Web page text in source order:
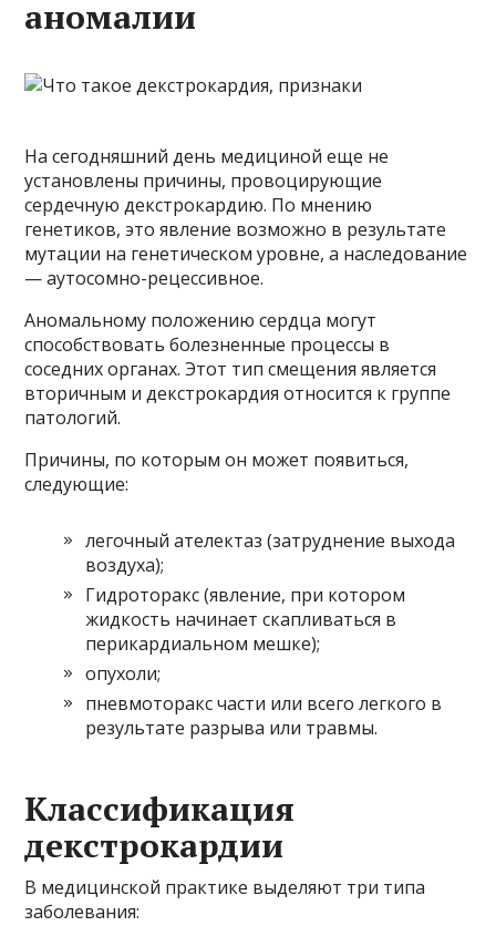
аномалии
На сегодняшний день медициной еще не
установлены причины, провоцирующие
сердечную декстрокардию. По мнению
генетиков, это явление возможно в результате
мутации на генетическом уровне, а наследование
— аутосомно-рецессивное.
Аномальному положению сердца могут
способствовать болезненные процессы в
соседних органах. Этот тип смещения является
вторичным и декстрокардия относится к группе
патологий.
Причины, по которым он может появиться,
следующие:
легочный ателектаз (затруднение выхода
воздуха);
Гидроторакс (явление, при котором
жидкость начинает скапливаться в
перикардиальном мешке);
опухоли;
пневмоторакс части или всего легкого в
результате разрыва или травмы.
Классификация
декстрокардии
В медицинской практике выделяют три типа
заболевания: